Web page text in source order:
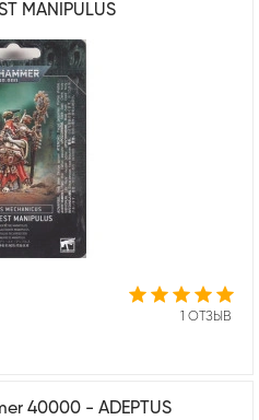
MANIPULUS
1 ОТЗЫВ
40000 - ADEPTUS